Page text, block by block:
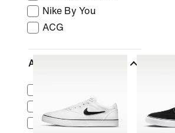
Nike By You
ACG
Athleten
Kylian Mbappé
Grant Taylor